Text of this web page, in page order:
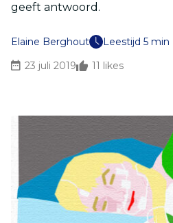
geeft antwoord.
Elaine Berghout
Leestijd 5 min
23 juli 2019
11 likes